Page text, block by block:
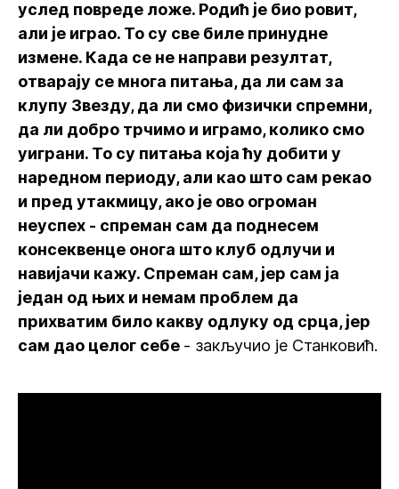
услед повреде ложе. Родић је био ровит,
али је играо. То су све биле принудне
измене. Када се не направи резултат,
отварају се многа питања, да ли сам за
клупу Звезду, да ли смо физички спремни,
да ли добро трчимо и играмо, колико смо
уиграни. То су питања која ћу добити у
наредном периоду, али као што сам рекао
и пред утакмицу, ако је ово огроман
неуспех - спреман сам да поднесем
консеквенце онога што клуб одлучи и
навијачи кажу. Спреман сам, јер сам ја
један од њих и немам проблем да
прихватим било какву одлуку од срца, јер
сам дао целог себе - закључио је Станковић.